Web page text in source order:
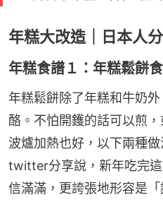
年糕大改造｜日本人
年糕食譜１：年糕鬆餅
年糕鬆餅除了年糕和牛奶
酪。不怕開鑊的話可以煎
波爐加熱也好，以下兩種
twitter分享說，新年吃完
信滿滿，更誇張地形容是